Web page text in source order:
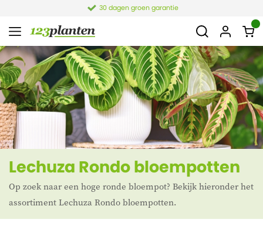
30 dagen groen garantie
Lechuza Rondo bloempotten
Op zoek naar een hoge ronde bloempot? Bekijk hieronder het
assortiment Lechuza Rondo bloempotten.